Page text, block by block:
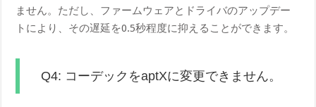
ません。ただし、ファームウェアとドライバのアップデー
トにより、その遅延を0.5秒程度に抑えることができます。
Q4: コーデックをaptXに変更できません。